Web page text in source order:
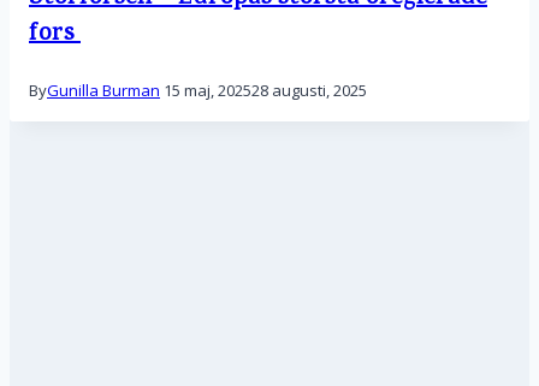
fors
ByGunilla Burman 15 maj, 202528 augusti, 2025